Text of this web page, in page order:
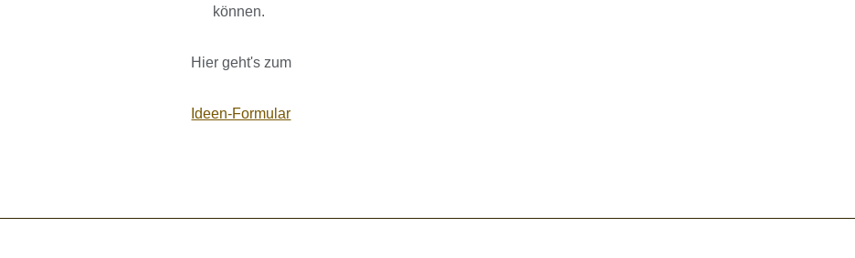
können.
Hier geht's zum
Ideen-Formular